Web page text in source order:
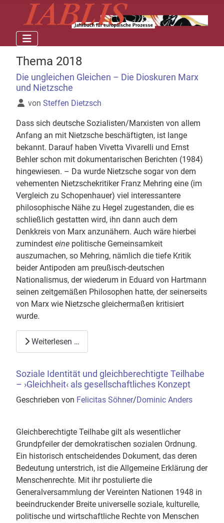
Thema 2018
Die ungleichen Gleichen – Die Dioskuren Marx
und Nietzsche
Details
von Steffen Dietzsch
Dass sich deutsche Sozialisten/Marxisten von allem
Anfang an mit Nietzsche beschäftigten, ist lange
bekannt. Darauf haben Vivetta Vivarelli und Ernst
Behler schon mit dokumentarischen Berichten (1984)
hingewiesen. – Da wurde Nietzsche sogar von dem
vehementen Nietzschekritiker Franz Mehring eine (im
Vergleich zu Schopenhauer) viel interessantere
philosophische Nähe zu Hegel zugestanden, die es
schließlich gestatten wird, ihn dann auch dem
Denkkreis von Marx anzunähern. Auch wäre hierbei
zumindest eine politische Gemeinsamkeit
auszumachen, so Mehring, nämlich die tiefe Kritik
beider Antipoden am preußisch-deutschen
Nationalismus, der wiederum in Eduard von Hartmann
seinen zeitgemäßen Philosophen hatte, der seinerseits
von Marx wie Nietzsche gleichermaßen kritisiert
wurde.
Weiterlesen …
Soziale Identität und gleichberechtigte Teilhabe
– ›Gleichheit‹ als gesellschaftliches Konzept
Geschrieben von Felicitas Söhner/Dominic Anders
Gleichberechtigte Teilhabe gilt als wesentlicher
Grundpfeiler der demokratischen sozialen Ordnung.
Ein historisch entscheidendes Dokument, das deren
Bedeutung unterstrich, ist die Allgemeine Erklärung der
Menschenrechte. Mit ihr postulierte die
Generalversammlung der Vereinten Nationen 1948 in
beeindruckender Breite universelle soziale, kulturelle,
politische und wirtschaftliche Rechte von Menschen